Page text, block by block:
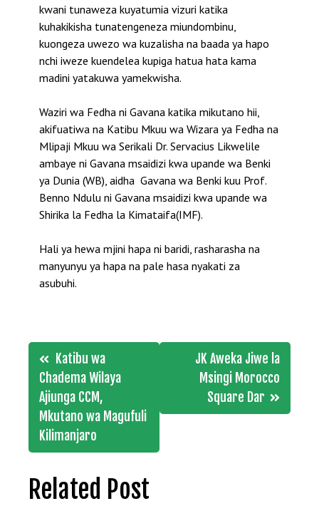
kwani tunaweza kuyatumia vizuri katika
kuhakikisha tunatengeneza miundombinu,
kuongeza uwezo wa kuzalisha na baada ya hapo
nchi iweze kuendelea kupiga hatua hata kama
madini yatakuwa yamekwisha.
Waziri wa Fedha ni Gavana katika mikutano hii,
akifuatiwa na Katibu Mkuu wa Wizara ya Fedha na
Mlipaji Mkuu wa Serikali Dr. Servacius Likwelile
ambaye ni Gavana msaidizi kwa upande wa Benki
ya Dunia (WB), aidha Gavana wa Benki kuu Prof.
Benno Ndulu ni Gavana msaidizi kwa upande wa
Shirika la Fedha la Kimataifa(IMF).
Hali ya hewa mjini hapa ni baridi, rasharasha na
manyunyu ya hapa na pale hasa nyakati za
asubuhi.
Post
navigation
Katibu wa
Chadema Wilaya
Ajiunga CCM,
Mkutano wa Magufuli
Kilimanjaro
JK Aweka Jiwe la
Msingi Morocco
Square Dar
Related Post